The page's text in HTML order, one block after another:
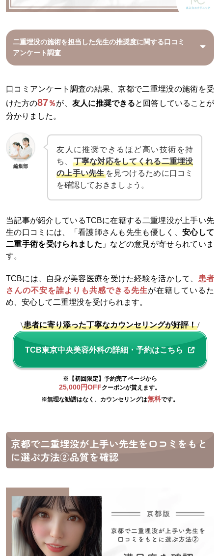
二重埋没の施術を担当した先生の推奨度に関する口コミ
アンケート調査
口コミアンケート調査の結果、京都で二重埋没の施術を受
けた方の87％が、 友人に推奨できると回答していることが
分かりました。
編集部
友人に推奨できるほど高い技術を持
ち、
丁寧な対応をしてくれる二重埋没
の上手い先生を見つけるために口コミ
を確認しておきましょう。
当記事が紹介しているTCBに在籍する二重埋没が上手い先
生の口コミには、「看護師さんも先生も優しく、安心して
二重手術を受けられました 」などの意見が寄せられていま
す。
TCBには、自身が美容医療を受けた経験を活かして、 患者
さんの不安を誰よりも共感できる先生が在籍しているた
め、安心して二重埋没を受けられます。
\患者に寄り添った丁寧なカウンセリングが好評！/
TCB東京中央美容外科の詳細・予約はこちら
※【初回限定】予約完了ページから
25,000円OFFクーポンが貰えます。
※無理な勧誘はなく、カウンセリングは無料です。
京都で二重埋没が上手い先生を口コミをもと
に選ぶ方法②品質を確認